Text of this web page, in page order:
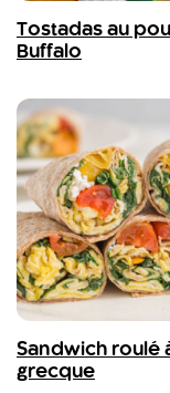
Tostadas au
Buffalo
Sandwich roulé
grecque